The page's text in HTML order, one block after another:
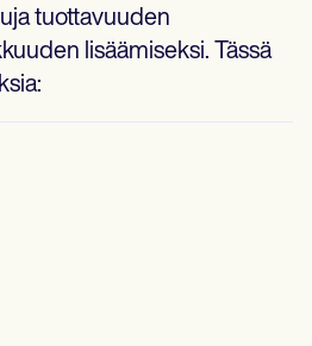
tuottavuuden
lisäämiseksi. Tässä